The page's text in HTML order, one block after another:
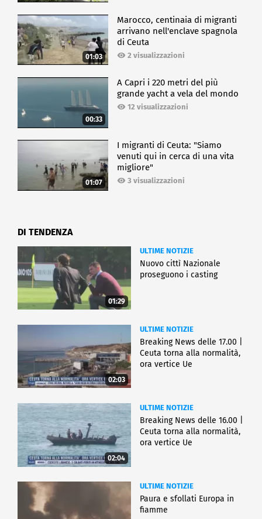
01:03
Marocco, centinaia di migranti
arrivano nell'enclave spagnola
di Ceuta
2 visualizzazioni
00:33
A Capri i 220 metri del più
grande yacht a vela del mondo
12 visualizzazioni
01:07
I migranti di Ceuta: "Siamo
venuti qui in cerca di una vita
migliore"
3 visualizzazioni
DI TENDENZA
01:29
ULTIME NOTIZIE
Nuovo cittì Nazionale
proseguono i casting
02:03
ULTIME NOTIZIE
Breaking News delle 17.00 |
Ceuta torna alla normalità,
ora vertice Ue
02:04
ULTIME NOTIZIE
Breaking News delle 16.00 |
Ceuta torna alla normalità,
ora vertice Ue
ULTIME NOTIZIE
Paura e sfollati Europa in
fiamme